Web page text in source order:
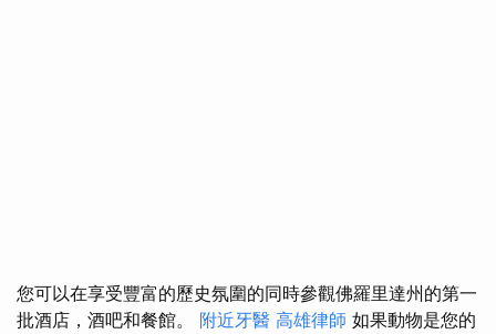
您可以在享受豐富的歷史氛圍的同時參觀佛羅里達州的第一
批酒店，酒吧和餐館。 附近牙醫 高雄律師 如果動物是您的